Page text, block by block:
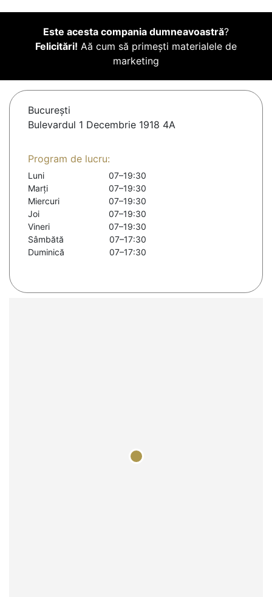
Este acesta compania dumneavoastră?
Felicitări! Aă cum să primești materialele de
marketing
Bucureşti
Bulevardul 1 Decembrie 1918 4A
Program de lucru:
Luni
07–19:30
Marți
07–19:30
Miercuri
07–19:30
Joi
07–19:30
Vineri
07–19:30
Sâmbătă
07–17:30
Duminică
07–17:30